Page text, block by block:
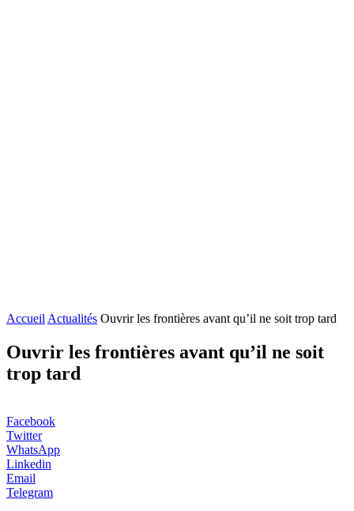
Accueil Actualités Ouvrir les frontières avant qu’il ne soit trop tard
Ouvrir les frontières avant qu’il ne soit
trop tard
Facebook
Twitter
WhatsApp
Linkedin
Email
Telegram